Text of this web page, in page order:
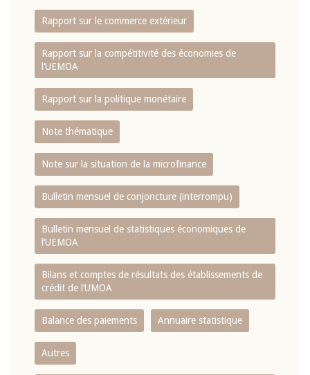
Rapport sur le commerce extérieur
Rapport sur la compétitivité des économies de
l‘UEMOA
Rapport sur la politique monétaire
Note thématique
Note sur la situation de la microfinance
Bulletin mensuel de conjoncture (interrompu)
Bulletin mensuel de statistiques économiques de
l‘UEMOA
Bilans et comptes de résultats des établissements de
crédit de l‘UMOA
Balance des paiements Annuaire statistique
Autres